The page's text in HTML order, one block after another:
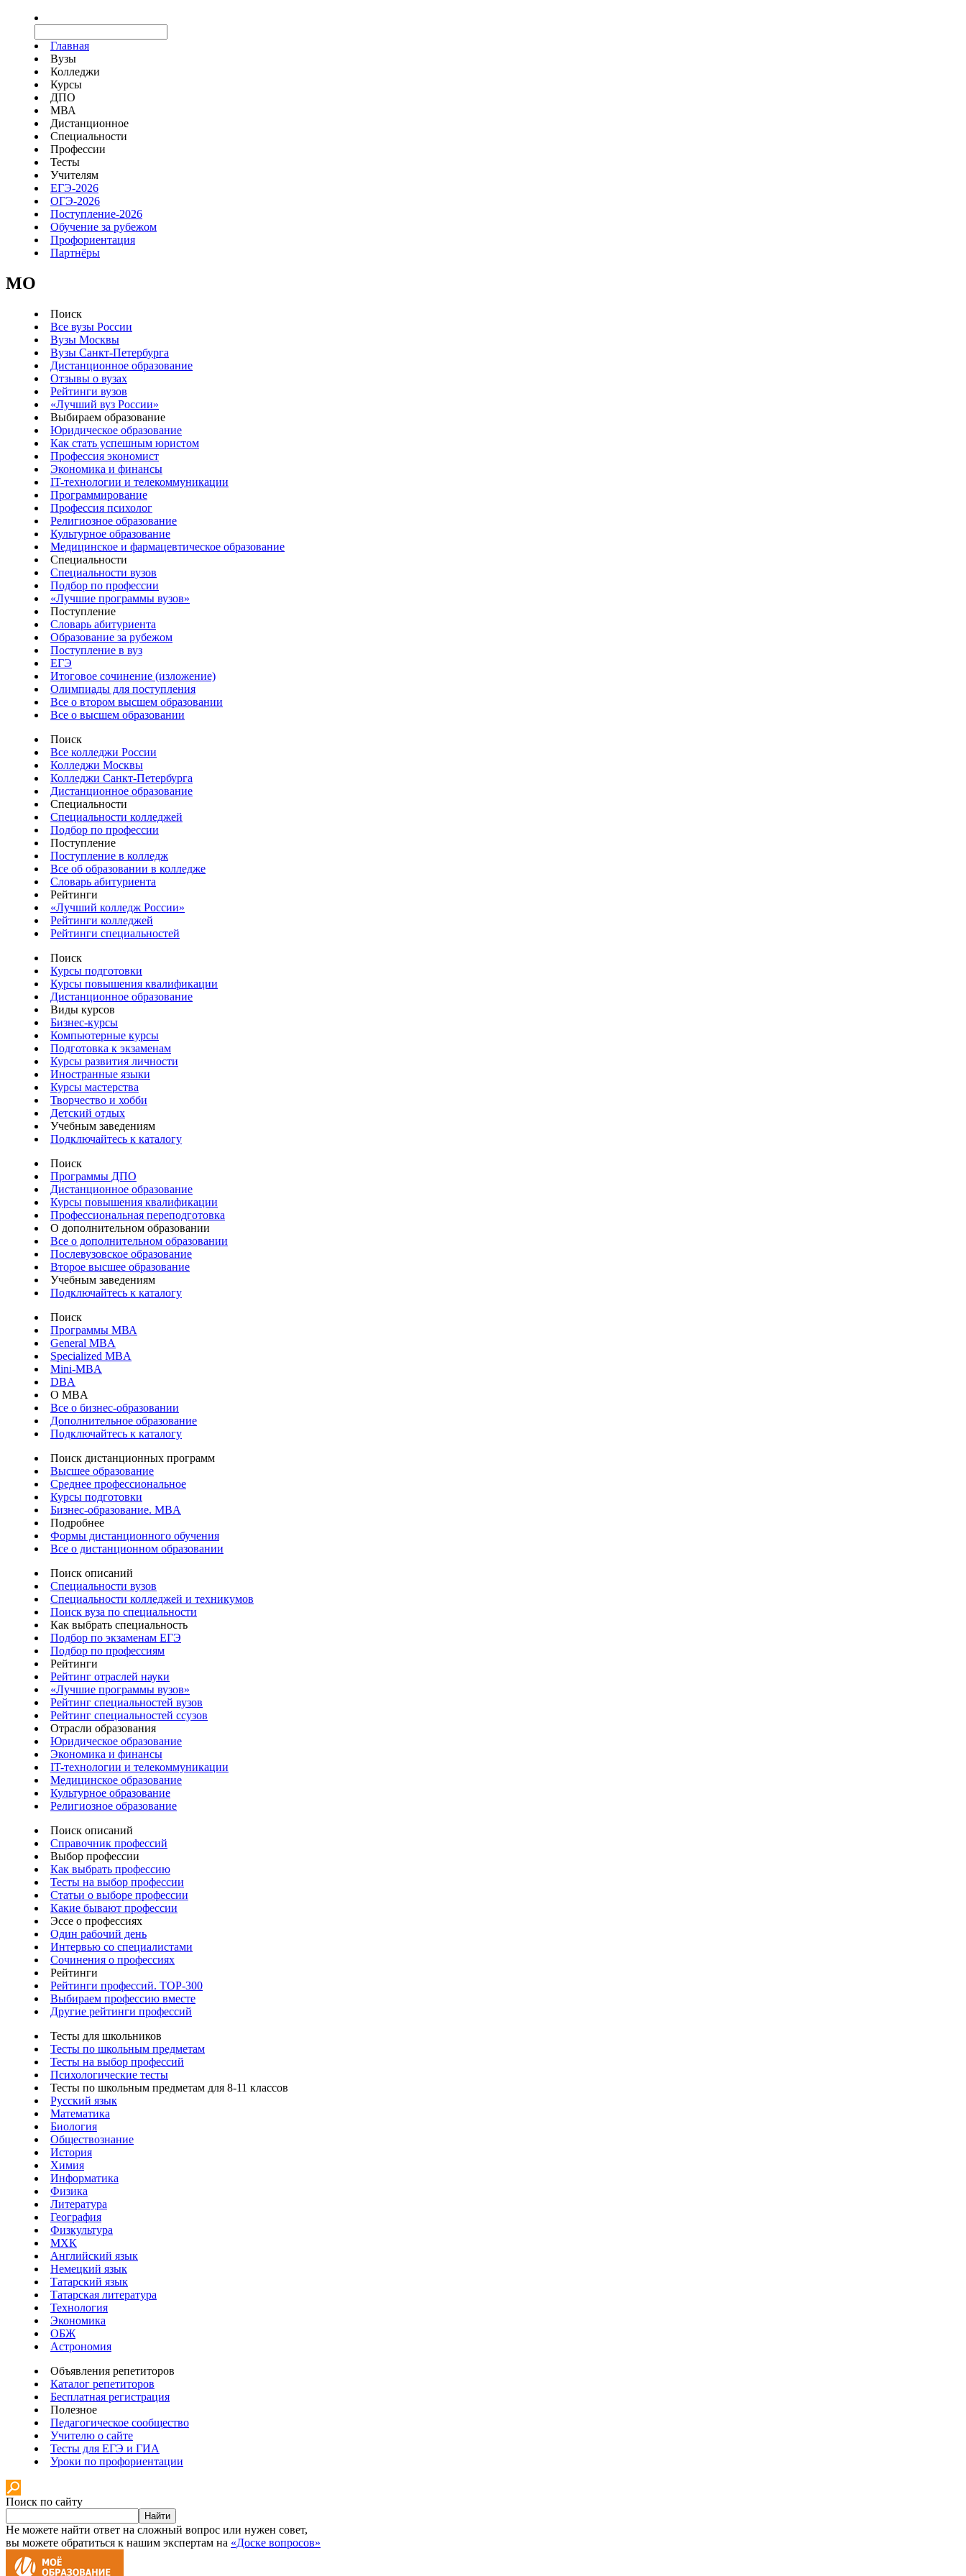
Главная
Вузы
Колледжи
Курсы
ДПО
МВА
Дистанционное
Специальности
Профессии
Тесты
Учителям
ЕГЭ-2026
ОГЭ-2026
Поступление-2026
Обучение за рубежом
Профориентация
Партнёры
MO
Поиск
Все вузы России
Вузы Москвы
Вузы Санкт-Петербурга
Дистанционное образование
Отзывы о вузах
Рейтинги вузов
«Лучший вуз России»
Выбираем образование
Юридическое образование
Как стать успешным юристом
Профессия экономист
Экономика и финансы
IT-технологии и телекоммуникации
Программирование
Профессия психолог
Религиозное образование
Культурное образование
Медицинское и фармацевтическое образование
Специальности
Специальности вузов
Подбор по профессии
«Лучшие программы вузов»
Поступление
Словарь абитуриента
Образование за рубежом
Поступление в вуз
ЕГЭ
Итоговое сочинение (изложение)
Олимпиады для поступления
Все о втором высшем образовании
Все о высшем образовании
Поиск
Все колледжи России
Колледжи Москвы
Колледжи Санкт-Петербурга
Дистанционное образование
Специальности
Специальности колледжей
Подбор по профессии
Поступление
Поступление в колледж
Все об образовании в колледже
Словарь абитуриента
Рейтинги
«Лучший колледж России»
Рейтинги колледжей
Рейтинги специальностей
Поиск
Курсы подготовки
Курсы повышения квалификации
Дистанционное образование
Виды курсов
Бизнес-курсы
Компьютерные курсы
Подготовка к экзаменам
Курсы развития личности
Иностранные языки
Курсы мастерства
Творчество и хобби
Детский отдых
Учебным заведениям
Подключайтесь к каталогу
Поиск
Программы ДПО
Дистанционное образование
Курсы повышения квалификации
Профессиональная переподготовка
О дополнительном образовании
Все о дополнительном образовании
Послевузовское образование
Второе высшее образование
Учебным заведениям
Подключайтесь к каталогу
Поиск
Программы МВА
General MBA
Specialized MBA
Mini-MBA
DBA
О MBA
Все о бизнес-образовании
Дополнительное образование
Подключайтесь к каталогу
Поиск дистанционных программ
Высшее образование
Среднее профессиональное
Курсы подготовки
Бизнес-образование. MBA
Подробнее
Формы дистанционного обучения
Все о дистанционном образовании
Поиск описаний
Специальности вузов
Специальности колледжей и техникумов
Поиск вуза по специальности
Как выбрать специальность
Подбор по экзаменам ЕГЭ
Подбор по профессиям
Рейтинги
Рейтинг отраслей науки
«Лучшие программы вузов»
Рейтинг специальностей вузов
Рейтинг специальностей ссузов
Отрасли образования
Юридическое образование
Экономика и финансы
IT-технологии и телекоммуникации
Медицинское образование
Культурное образование
Религиозное образование
Поиск описаний
Справочник профессий
Выбор профессии
Как выбрать профессию
Тесты на выбор профессии
Статьи о выборе профессии
Какие бывают профессии
Эссе о профессиях
Один рабочий день
Интервью со специалистами
Сочинения о профессиях
Рейтинги
Рейтинги профессий. TOP-300
Выбираем профессию вместе
Другие рейтинги профессий
Тесты для школьников
Тесты по школьным предметам
Тесты на выбор профессий
Психологические тесты
Тесты по школьным предметам для 8-11 классов
Русский язык
Математика
Биология
Обществознание
История
Химия
Информатика
Физика
Литература
География
Физкультура
МХК
Английский язык
Немецкий язык
Татарский язык
Татарская литература
Технология
Экономика
ОБЖ
Астрономия
Объявления репетиторов
Каталог репетиторов
Бесплатная регистрация
Полезное
Педагогическое сообщество
Учителю о сайте
Тесты для ЕГЭ и ГИА
Уроки по профориентации
Поиск по сайту
Найти
Не можете найти ответ на сложный вопрос или нужен совет,
вы можете обратиться к нашим экспертам на «Доске вопросов»